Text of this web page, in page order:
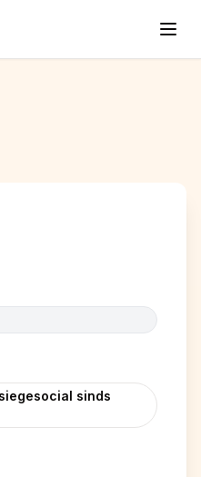
sinds